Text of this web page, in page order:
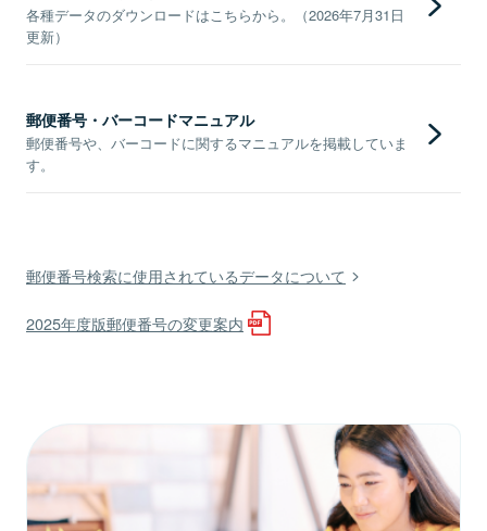
各種データのダウンロードはこちらから。（2026年7月31日
更新）
郵便番号・バーコードマニュアル
郵便番号や、バーコードに関するマニュアルを掲載していま
す。
郵便番号検索に使用されているデータについて
2025年度版郵便番号の変更案内